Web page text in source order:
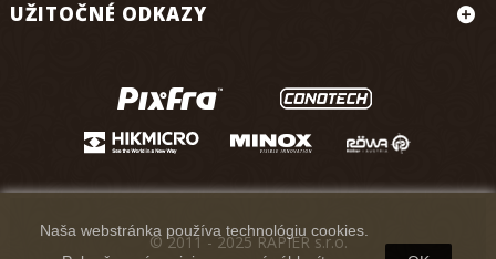
UŽITOČNÉ ODKAZY
Naša webstránka používa technológiu cookies.
© 2011 - 2025 RAPIER s.r.o.